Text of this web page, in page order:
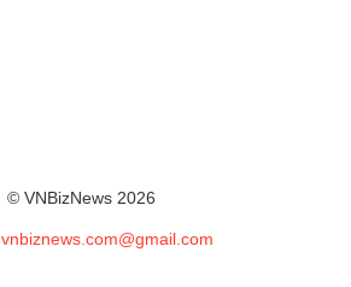
© VNBizNews 2026
vnbiznews.com@gmail.com